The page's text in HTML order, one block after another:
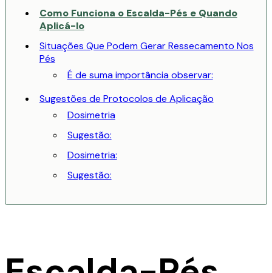
Como Funciona o Escalda-Pés e Quando
Aplicá-lo
Situações Que Podem Gerar Ressecamento Nos
Pés
É de suma importância observar:
Sugestões de Protocolos de Aplicação
Dosimetria
Sugestão:
Dosimetria:
Sugestão: